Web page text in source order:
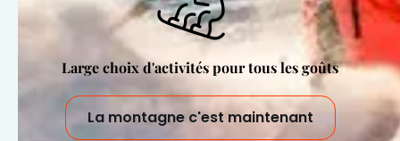
Large choix d'activités pour tous les goûts
La montagne c'est maintenant